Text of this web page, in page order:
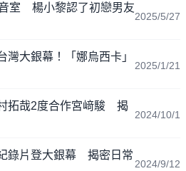
室 楊小黎認了初戀男友
2025/5/27
灣大銀幕！「娜烏西卡」
2025/1/21
拓哉2度合作宮﨑駿 揭
2024/10/1
錄片登大銀幕 揭密日常
2024/9/12